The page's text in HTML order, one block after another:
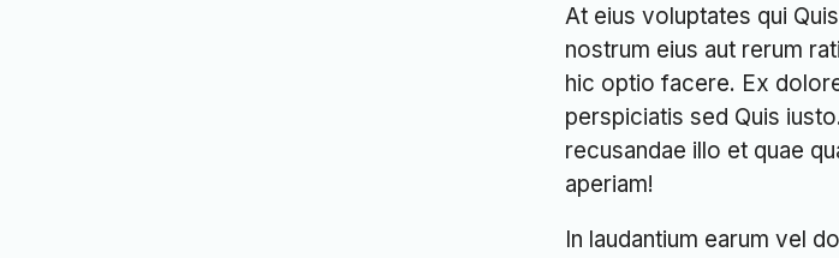
At eius voluptates qui
nostrum eius aut rerum
hic optio facere. Ex
perspiciatis sed Quis
recusandae illo et quae
aperiam!
In laudantium earum vel